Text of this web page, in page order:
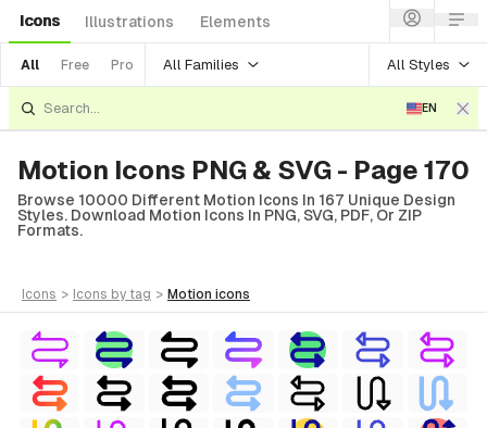
Icons Illustrations Elements
All Free Pro All Families All Styles
EN
Motion Icons PNG & SVG - Page 170
Browse 10000 Different Motion Icons In 167 Unique Design
Styles. Download Motion Icons In PNG, SVG, PDF, Or ZIP
Formats.
icons > icons by tag > motion icons